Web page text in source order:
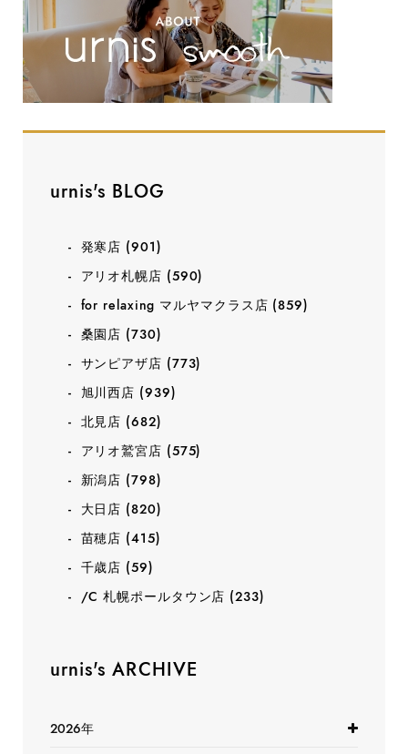
urnis's BLOG
発寒店 (901)
アリオ札幌店 (590)
for relaxing マルヤマクラス店 (859)
桑園店 (730)
サンピアザ店 (773)
旭川西店 (939)
北見店 (682)
アリオ鷲宮店 (575)
新潟店 (798)
大日店 (820)
苗穂店 (415)
千歳店 (59)
/C 札幌ポールタウン店 (233)
urnis's ARCHIVE
2026年